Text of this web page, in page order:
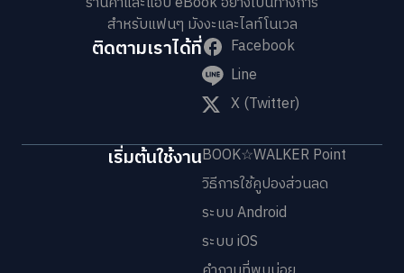
สำหรับแฟนๆ มังงะและไลท์โนเวล
ติดตามเราได้ที่
Facebook
Line
X (Twitter)
เริ่มต้นใช้งานBOOK☆WALKER Point
วิธีการใช้คูปองส่วนลด
ระบบ Android
ระบบ iOS